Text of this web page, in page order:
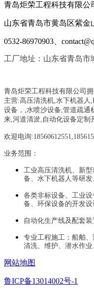
青岛炬荣工程科技有限公
山东省青岛市黄岛区紫金
0532-86970903、
工厂地址：山东省青岛市
青岛炬荣工程科技有限公司
主营:高压清洗机,水下机器人
设备， ,水喷沙设备,管道疏通
来,河道清淤,自动化设备定制
欢迎电询
业务范围：
工业高压清洗机、新
备、水下机器人等研发
各类非标设备、工业
备、环保设备的开发设
自动化生产线及配套
专业工程施工：船舶
清洗、维护、潜水作业
网站地图
鲁ICP备13014002号-1